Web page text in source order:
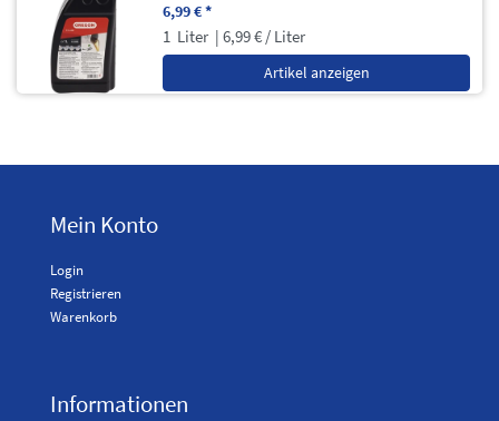
6,99 € *
1 Liter | 6,99 € / Liter
Artikel anzeigen
Mein Konto
Login
Registrieren
Warenkorb
Informationen